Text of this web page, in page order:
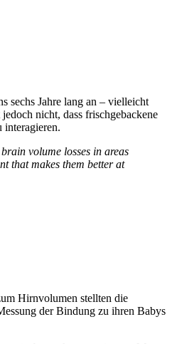
sechs Jahre lang an – vielleicht
nicht, dass frischgebackene
interagieren.
volume losses in areas
that makes them better at
Hirnvolumen stellten die
der Bindung zu ihren Babys